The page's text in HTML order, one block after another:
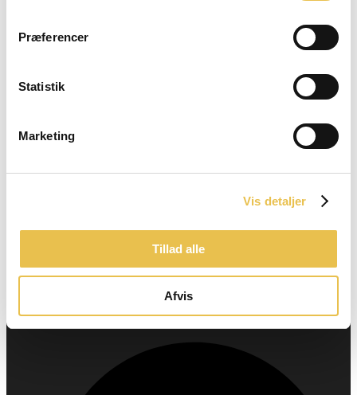
Præferencer
Statistik
Marketing
Vis detaljer
Tillad alle
Afvis
09.00 - 14.00 - Lørdag
Lukket - Søndag
BESØG OS